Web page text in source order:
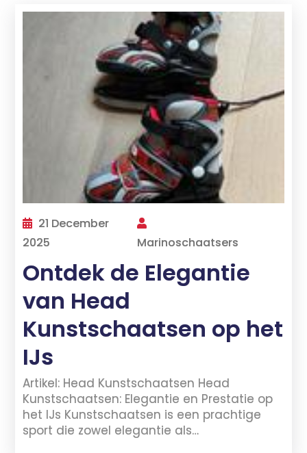
21 December
2025
Marinoschaatsers
Ontdek de Elegantie
van Head
Kunstschaatsen op het
IJs
Artikel: Head Kunstschaatsen Head
Kunstschaatsen: Elegantie en Prestatie op
het IJs Kunstschaatsen is een prachtige
sport die zowel elegantie als…